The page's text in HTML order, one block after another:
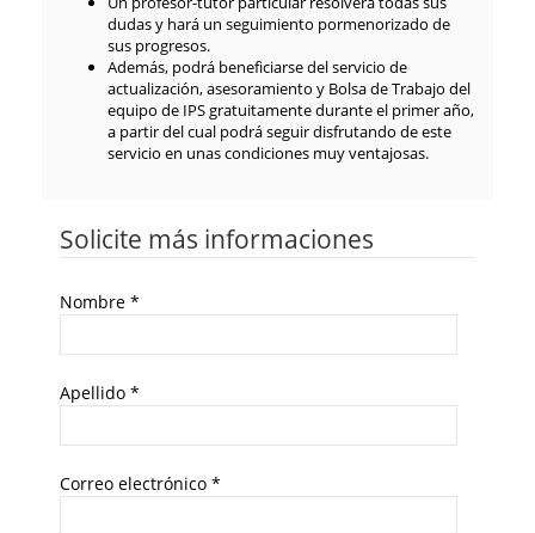
dudas y hará un seguimiento pormenorizado de
sus progresos.
Además, podrá beneficiarse del servicio de
actualización, asesoramiento y Bolsa de Trabajo del
equipo de IPS gratuitamente durante el primer año,
a partir del cual podrá seguir disfrutando de este
servicio en unas condiciones muy ventajosas.
Solicite más informaciones
Nombre *
Apellido *
Correo electrónico *